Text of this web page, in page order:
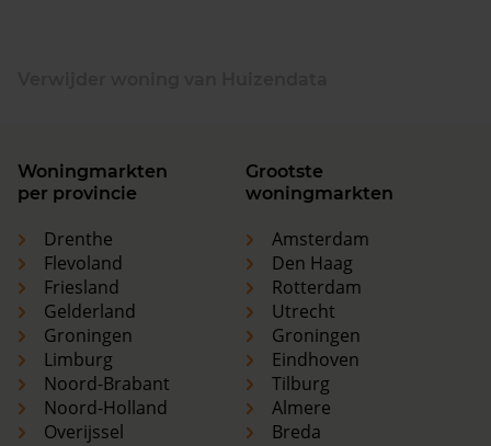
Woningmarkten
per provincie
Drenthe
Flevoland
Friesland
Gelderland
Groningen
Limburg
Noord-Brabant
Noord-Holland
Overijssel
Grootste
woningmarkten
Amsterdam
Den Haag
Rotterdam
Utrecht
Groningen
Eindhoven
Tilburg
Almere
Breda